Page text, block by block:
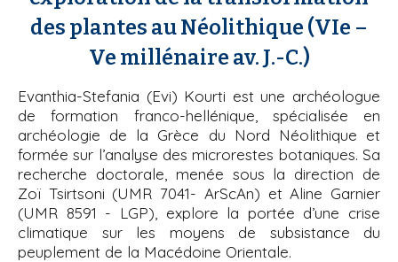
des plantes au Néolithique (VIe –
Ve millénaire av. J.-C.)
Evanthia-Stefania (Evi) Kourti est une archéologue
de formation franco-hellénique, spécialisée en
archéologie de la Grèce du Nord Néolithique et
formée sur l’analyse des microrestes botaniques. Sa
recherche doctorale, menée sous la direction de
Zoï Tsirtsoni (UMR 7041- ArScAn) et Aline Garnier
(UMR 8591 - LGP), explore la portée d’une crise
climatique sur les moyens de subsistance du
peuplement de la Macédoine Orientale.